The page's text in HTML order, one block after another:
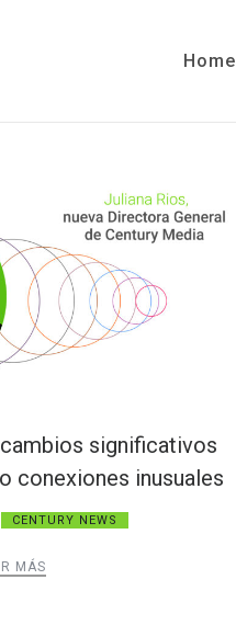
Home
significativos
conexiones inusuales
CENTURY NEWS
MÁS